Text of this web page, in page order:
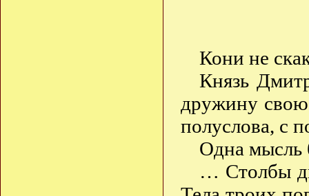
Кони не
Князь
дружину
полуслова, с
Одна мысль
… Столбы